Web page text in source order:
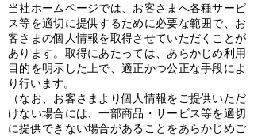
当社ホームページでは、お客さまへ各種サービ
ス等を適切に提供するために必要な範囲で、お
客さまの個人情報を取得させていただくことが
あります。取得にあたっては、あらかじめ利用
目的を明示した上で、適正かつ公正な手段によ
り行います。
（なお、お客さまより個人情報をご提供いただ
けない場合には、一部商品・サービス等を適切
に提供できない場合があることをあらかじめご